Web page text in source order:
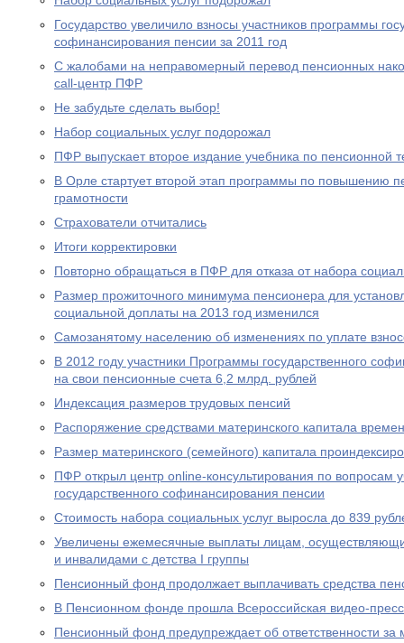
Государство увеличило взносы участников программы
софинансирования пенсии за 2011 год
С жалобами на неправомерный перевод пенсионных
call-центр ПФР
Не забудьте сделать выбор!
Набор социальных услуг подорожал
ПФР выпускает второе издание учебника по пенсионной
В Орле стартует второй этап программы по повышению
грамотности
Страхователи отчитались
Итоги корректировки
Повторно обращаться в ПФР для отказа от набора
Размер прожиточного минимума пенсионера для
социальной доплаты на 2013 год изменился
Самозанятому населению об изменениях по уплате
В 2012 году участники Программы государственного
на свои пенсионные счета 6,2 млрд. рублей
Индексация размеров трудовых пенсий
Распоряжение средствами материнского капитала
Размер материнского (семейного) капитала
ПФР открыл центр online-консультирования по вопросам
государственного софинансирования пенсии
Стоимость набора социальных услуг выросла до 839
Увеличены ежемесячные выплаты лицам,
и инвалидами с детства I группы
Пенсионный фонд продолжает выплачивать средства
В Пенсионном фонде прошла Всероссийская видео-
Пенсионный фонд предупреждает об ответственности